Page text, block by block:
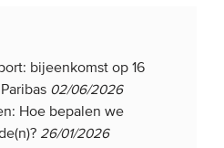
bijeenkomst op 16
02/06/2026
Hoe bepalen we
26/01/2026